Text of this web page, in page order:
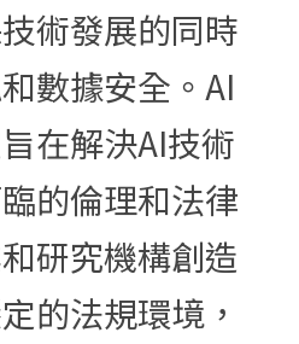
術發展的同時
數據安全。AI
在解決AI技術
的倫理和法律
研究機構創造
的法規環境，